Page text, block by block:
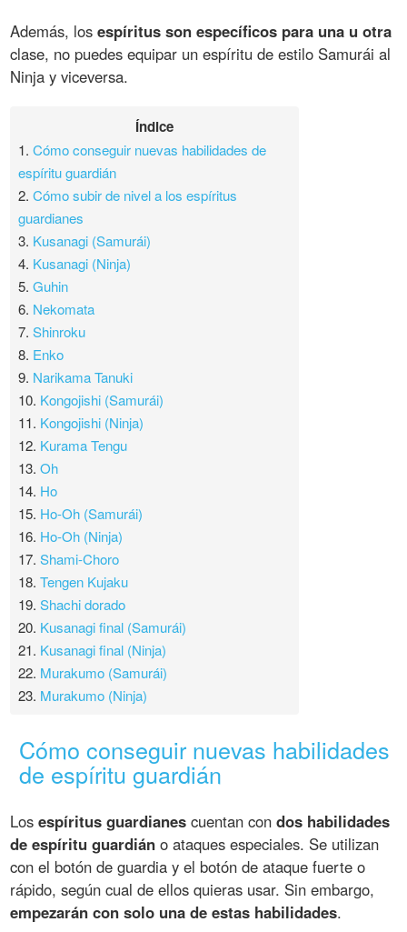
Además, losespíritus son específicos para una u otra
clase, no puedes equipar un espíritu de estilo Samurái al
Ninja y viceversa.
Índice
1.Cómo conseguir nuevas habilidades de
espíritu guardián
2.Cómo subir de nivel a los espíritus
guardianes
3. Kusanagi (Samurái)
4. Kusanagi (Ninja)
5.Guhin
6. Nekomata
7.Shinroku
8. Enko
9. Narikama Tanuki
10. Kongojishi (Samurái)
11. Kongojishi (Ninja)
12. Kurama Tengu
13.Oh
14. Ho
15. Ho-Oh (Samurái)
16. Ho-Oh (Ninja)
17.Shami-Choro
18.Tengen Kujaku
19.Shachi dorado
20. Kusanagi final (Samurái)
21. Kusanagi final (Ninja)
22. Murakumo (Samurái)
23. Murakumo (Ninja)
Cómo conseguir nuevas habilidades
de espíritu guardián
Losespíritus guardianes cuentan condos habilidades
de espíritu guardián o ataques especiales. Se utilizan
con el botón de guardia y el botón de ataque fuerte o
rápido, según cual de ellos quieras usar. Sin embargo,
empezarán con solo una de estas habilidades.